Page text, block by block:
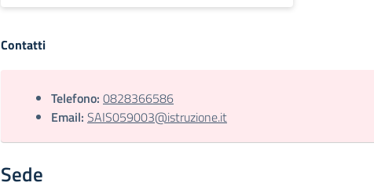
Contatti
Telefono: 0828366586
Email: SAIS059003@istruzione.it
Sede